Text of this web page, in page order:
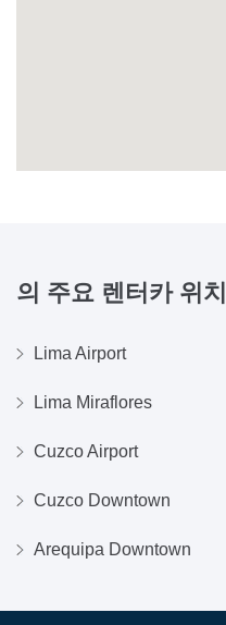
의 주요 렌터카 위치
Lima Airport
Lima Miraflores
Cuzco Airport
Cuzco Downtown
Arequipa Downtown